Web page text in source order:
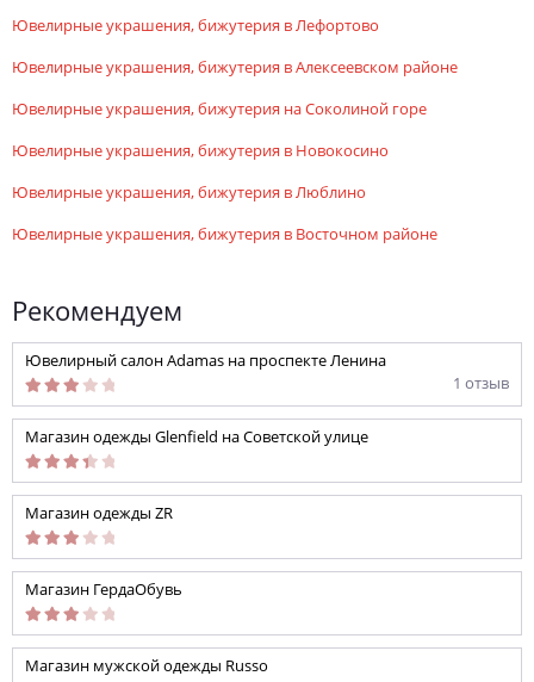
ювелирные украшения, бижутерия в Лефортово
ювелирные украшения, бижутерия в Алексеевском районе
ювелирные украшения, бижутерия на Соколиной горе
ювелирные украшения, бижутерия в Новокосино
ювелирные украшения, бижутерия в Люблино
ювелирные украшения, бижутерия в Восточном районе
Рекомендуем
Ювелирный салон Adamas на проспекте Ленина
1 отзыв
Магазин одежды Glenfield на Советской улице
Магазин одежды ZR
Магазин ГердаОбувь
Магазин мужской одежды Russo